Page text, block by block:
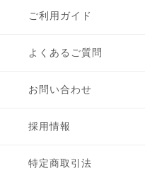
ご利用ガイド
よくあるご質問
お問い合わせ
採用情報
特定商取引法